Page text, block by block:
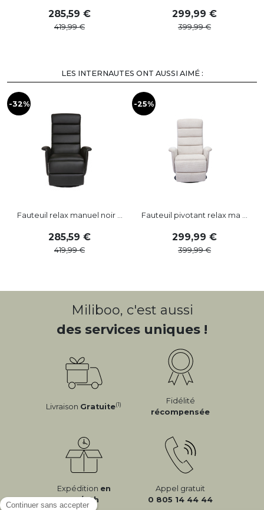
285,59
419,99
299,99
399,99
LES INTERNAUTES ONT AUSSI AIMÉ :
-32%
Fauteuil relax manuel noir ...
285,59
419,99
-25%
Fauteuil pivotant relax ma ...
299,99
399,99
Miliboo, c'est aussi
des services uniques !
Livraison Gratuite(1)
Fidélité
récompensée
Expédition en
24/72h
Appel gratuit
0 805 14 44 44